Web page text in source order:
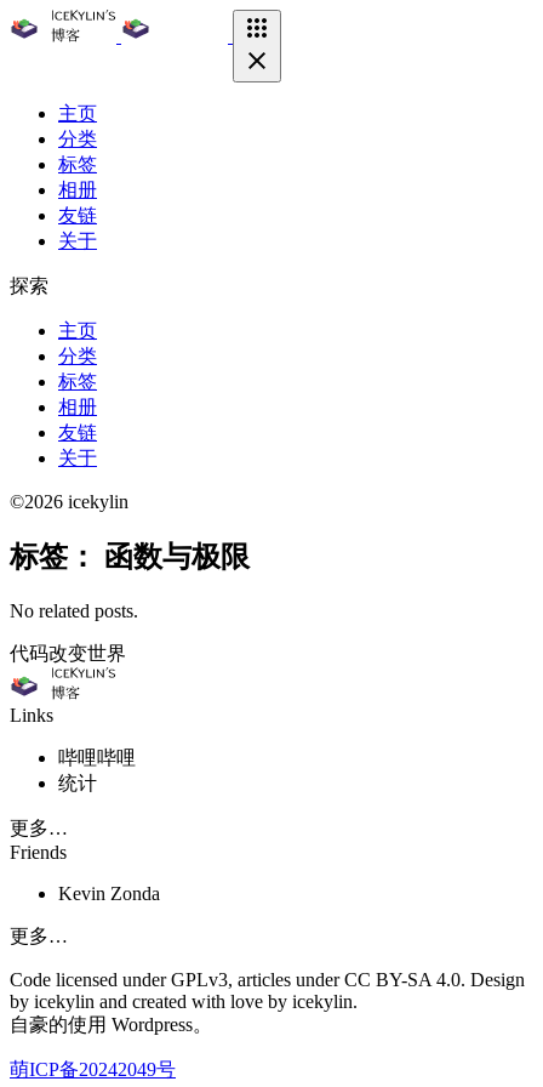
主页
分类
标签
相册
友链
关于
探索
主页
分类
标签
相册
友链
关于
©2026 icekylin
标签： 函数与极限
No related posts.
代码改变世界
Links
哔哩哔哩
统计
更多…
Friends
Kevin Zonda
更多…
Code licensed under GPLv3, articles under CC BY-SA 4.0. Design
by icekylin and created with love by icekylin.
自豪的使用 Wordpress。
萌ICP备20242049号